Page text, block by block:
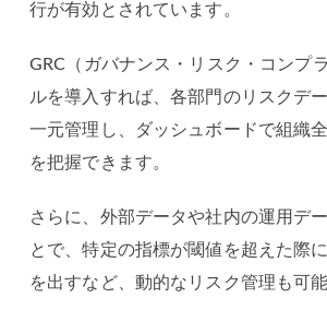
行が有効とされています。
GRC（ガバナンス・リスク・コンプ
ルを導入すれば、各部門のリスクデ
一元管理し、ダッシュボードで組織
を把握できます。
さらに、外部データや社内の運用デ
とで、特定の指標が閾値を超えた際
を出すなど、動的なリスク管理も可